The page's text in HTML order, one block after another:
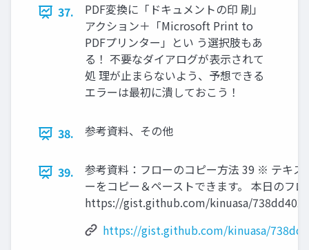
37.
PDF変換に「ドキュメントの印 刷」
アクション＋「Microsoft Print to
PDFプリンター」とい う選択肢もあ
る！ 不要なダイアログが表示されて
処 理が止まらないよう、予想できる
エラーは最初に潰しておこう！
38. 参考資料、その他
39.
参考資料：フローのコピー方法 39 ※ テキ
ーをコピー＆ペーストできます。 本日のフ
https://gist.github.com/kinuasa/
https://gist.github.com/kinuasa/